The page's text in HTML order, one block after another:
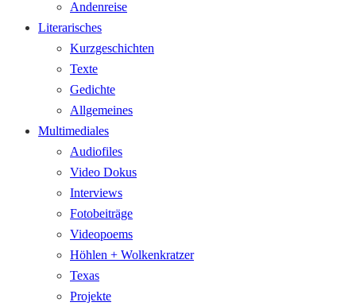
Andenreise
Literarisches
Kurzgeschichten
Texte
Gedichte
Allgemeines
Multimediales
Audiofiles
Video Dokus
Interviews
Fotobeiträge
Videopoems
Höhlen + Wolkenkratzer
Texas
Projekte